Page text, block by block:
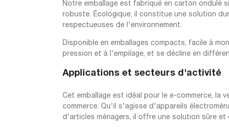
Notre emballage est fabriqué en carton ondulé
robuste. Écologique, il constitue une solution
respectueuses de l'environnement.
Disponible en emballages compacts, facile à
pression et à l'empilage, et se décline en
Applications et secteurs d'activité
Cet emballage est idéal pour le e-commerce, la
commerce. Qu'il s'agisse d'appareils
d'articles ménagers, il offre une solution sûre et